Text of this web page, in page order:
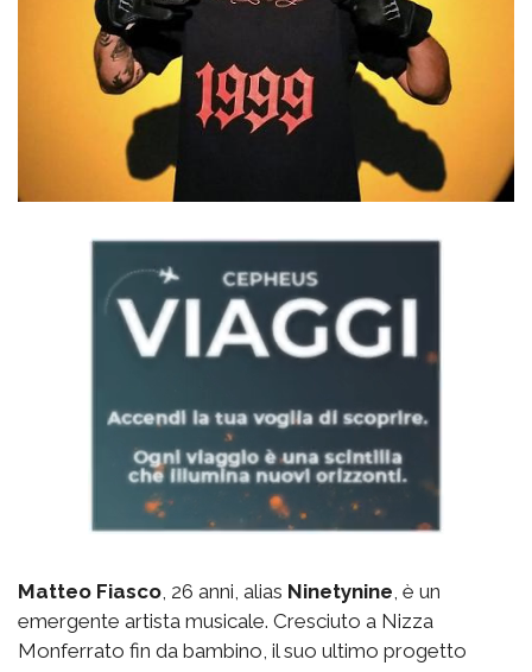
Matteo Fiasco , 26 anni, alias Ninetynine , è un
emergente artista musicale. Cresciuto a Nizza
Monferrato fin da bambino, il suo ultimo progetto